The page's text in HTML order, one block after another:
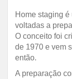
Home staging
voltadas a
O conceito foi
de 1970 e vem
então.
A preparação